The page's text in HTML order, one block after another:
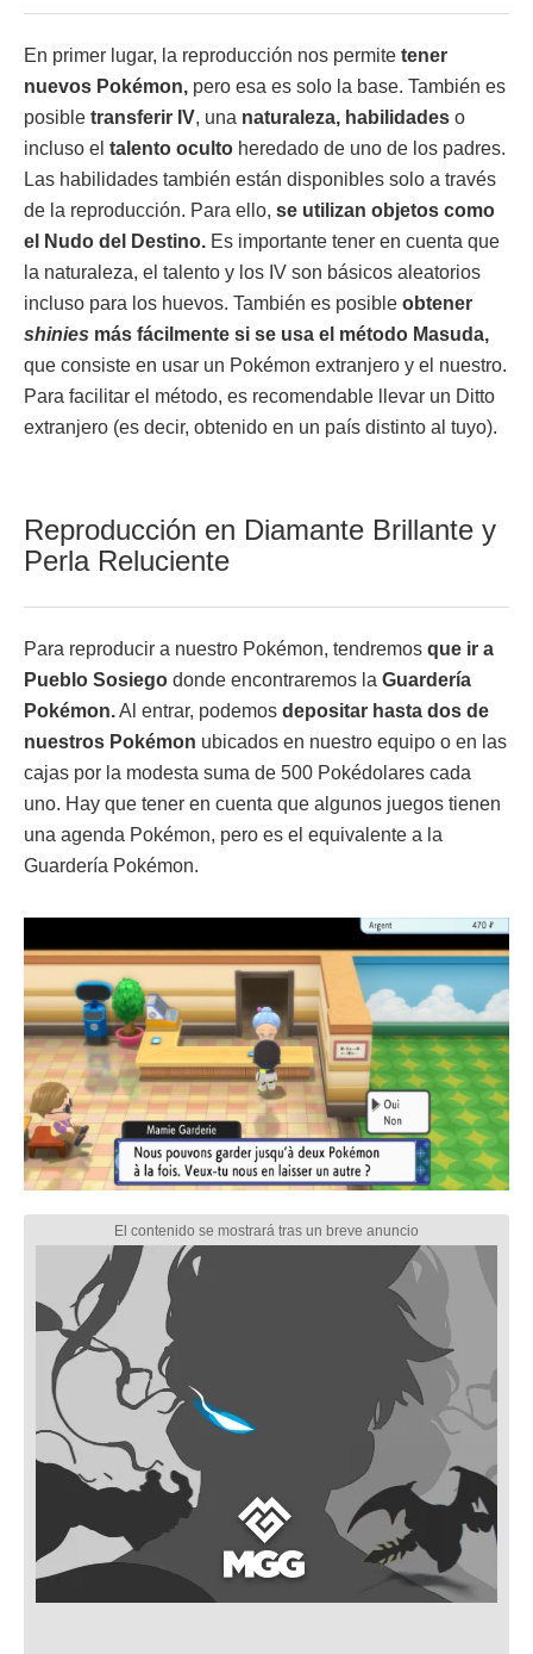
En primer lugar, la reproducción nos permite tener
nuevos Pokémon, pero esa es solo la base. También es
posible transferir IV, una naturaleza, habilidades o
incluso el talento oculto heredado de uno de los padres.
Las habilidades también están disponibles solo a través
de la reproducción. Para ello, se utilizan objetos como
el Nudo del Destino. Es importante tener en cuenta que
la naturaleza, el talento y los IV son básicos aleatorios
incluso para los huevos. También es posible obtener
shinies más fácilmente si se usa el método Masuda,
que consiste en usar un Pokémon extranjero y el nuestro.
Para facilitar el método, es recomendable llevar un Ditto
extranjero (es decir, obtenido en un país distinto al tuyo).
Reproducción en Diamante Brillante y
Perla Reluciente
Para reproducir a nuestro Pokémon, tendremos que ir a
Pueblo Sosiego donde encontraremos la Guardería
Pokémon.Al entrar, podemos depositar hasta dos de
nuestros Pokémon ubicados en nuestro equipo o en las
cajas por la modesta suma de 500 Pokédolares cada
uno. Hay que tener en cuenta que algunos juegos tienen
una agenda Pokémon, pero es el equivalente a la
Guardería Pokémon.